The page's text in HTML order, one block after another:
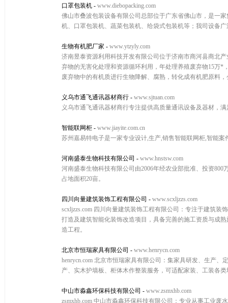
口罩包装机 - www.diebopacking.com
佛山市叠波包装设备有限公司总部位于广东省佛山市，是一
机、口罩包装机、蔬菜包装机、给袋式包装机等；我司设备
生物有机肥厂家 - www.ytzyly.com
济南昱泰资源利用科技开发有限公司位于济南市商河县商北
弃物的无害化处理和资源循环利用，年处理养殖废弃物15万
废弃物中的有机质进行生物降解、腐熟，转化成有机肥原料
义乌市通飞通讯器材商行 - www.sjtuan.com
义乌市通飞通讯器材商行专注提供高质量通讯设备及器材，
智能联网柜 - www.jiayite.com.cn
苏州嘉易特电子是一家专业设计,生产,销售智能联网柜,智能
河南盛泰生物科技有限公司 - www.hnstsw.com
河南盛泰生物科技有限公司由2006年经农业部批准、投资
占地面积20亩。
四川向量建筑装饰工程有限公司 - www.scxljzzs.com
scxljzzs.com 四川向量建筑装饰工程有限公司：专注于建筑
打造及建筑智能化装饰改造项目，具备完善的施工资质与成
造工程。
北京市恒瑞家具有限公司 - www.henrycn.com
henrycn.com 北京市恒瑞家具有限公司：集家具研发、生产
产、实木护墙板、柜体木作整装服务，可适配家装、工装各
中山市淼鑫环保科技有限公司 - www.zsmxhb.com
zsmxhb.com 中山市淼鑫环保科技有限公司：专业从事工业